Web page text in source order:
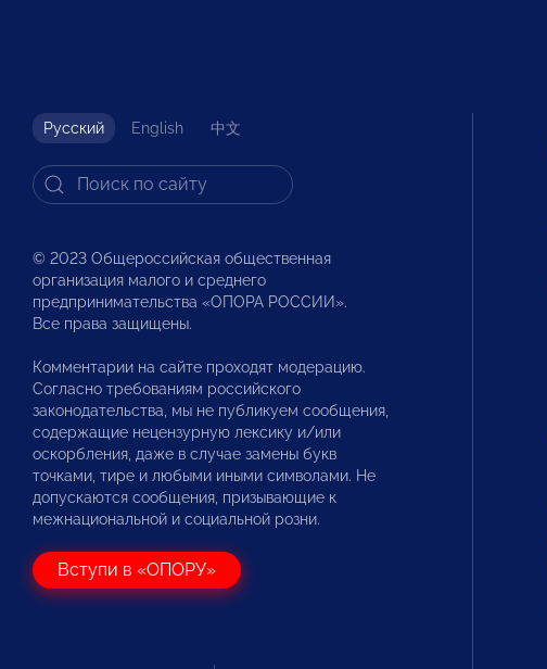
Русский English 中文
© 2023 Общероссийская общественная
организация малого и среднего
предпринимательства «ОПОРА РОССИИ».
Все права защищены.
Комментарии на сайте проходят модерацию.
Согласно требованиям российского
законодательства, мы не публикуем сообщения,
содержащие нецензурную лексику и/или
оскорбления, даже в случае замены букв
точками, тире и любыми иными символами. Не
допускаются сообщения, призывающие к
межнациональной и социальной розни.
Вступи в «ОПОРУ»